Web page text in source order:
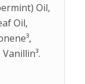
Oil,
Oil,